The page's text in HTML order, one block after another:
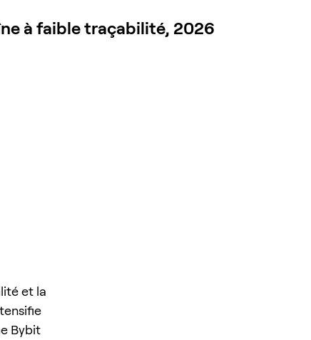
à faible traçabilité, 2026
et la
Bybit